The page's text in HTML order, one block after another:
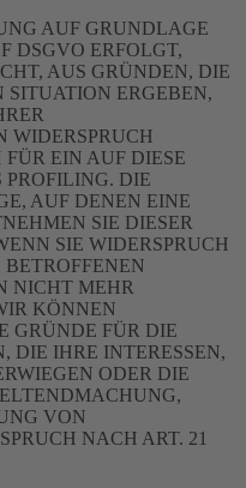
AUF GRUNDLAGE
DSGVO ERFOLGT,
AUS GRÜNDEN, DIE
SITUATION ERGEBEN,
WIDERSPRUCH
EIN AUF DIESE
PROFILING. DIE
AUF DENEN EINE
SIE DIESER
SIE WIDERSPRUCH
NICHT MEHR
KÖNNEN
GRÜNDE FÜR DIE
DIE IHRE INTERESSEN,
ODER DIE
VON
NACH ART. 21